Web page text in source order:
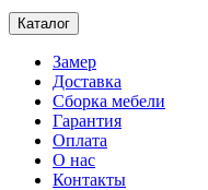
Каталог
Замер
Доставка
Сборка мебели
Гарантия
Оплата
О нас
Контакты